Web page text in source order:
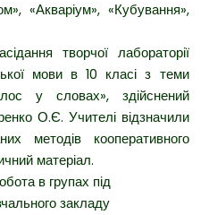
«Акваріум», «Кубування»,
творчої лабораторії
мови в 10 класі з теми
у словах», здійснений
О.Є. Учителі відзначили
методів кооперативного
матеріал.
в групах під
закладу